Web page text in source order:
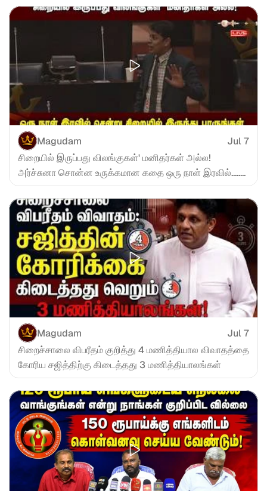
Magudam
Jul 7
சிறையில் இருப்பது விலங்குகள்' மனிதர்கள் அல்ல!
அர்ச்சுனா சொன்ன உருக்கமான கதை ஒரு நாள் இரவில்........
Magudam
Jul 7
சிறைச்சாலை விபரீதம் குறித்து 4 மணித்தியால விவாதத்தை
கோரிய சஜித்திற்கு கிடைத்தது 3 மணித்தியாலங்கள்